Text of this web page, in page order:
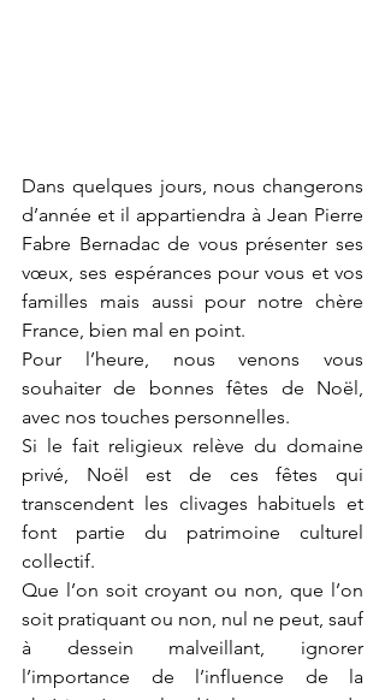
Dans quelques jours, nous changerons
d’année et il appartiendra à Jean Pierre
Fabre Bernadac de vous présenter ses
vœux, ses espérances pour vous et vos
familles mais aussi pour notre chère
France, bien mal en point.
Pour l’heure, nous venons vous
souhaiter de bonnes fêtes de Noël,
avec nos touches personnelles.
Si le fait religieux relève du domaine
privé, Noël est de ces fêtes qui
transcendent les clivages habituels et
font partie du patrimoine culturel
collectif.
Que l’on soit croyant ou non, que l’on
soit pratiquant ou non, nul ne peut, sauf
à dessein malveillant, ignorer
l’importance de l’influence de la